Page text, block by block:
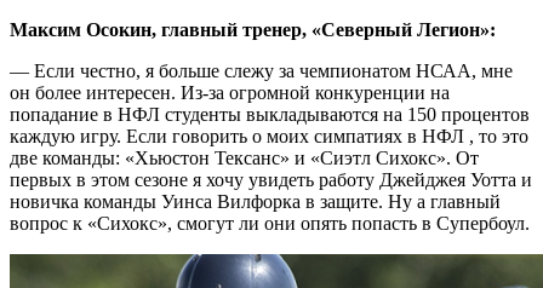
Максим Осокин, главный тренер, «Северный Легион»:
— Если честно, я больше слежу за чемпионатом НСАА, мне
он более интересен. Из-за огромной конкуренции на
попадание в НФЛ студенты выкладываются на 150 процентов
каждую игру. Если говорить о моих симпатиях в НФЛ , то это
две команды: «Хьюстон Тексанс» и «Сиэтл Сихокс». От
первых в этом сезоне я хочу увидеть работу Джейджея Уотта и
новичка команды Уинса Вилфорка в защите. Ну а главный
вопрос к «Сихокс», смогут ли они опять попасть в Супербоул.